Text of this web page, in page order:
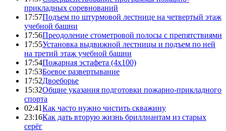
прикладных соревнований
17:57Подъем по штурмовой лестнице на четвертый этаж
учебной башни
17:56Преодоление стометровой полосы с препятствиями
17:55Установка выдвижной лестницы и подъем по ней
на третий этаж учебной башни
17:54Пожарная эстафета (4x100)
17:53Боевое развертывание
17:52Двоеборье
15:32Общие указания подготовки пожарно-прикладного
спорта
02:41Как часто нужно чистить скважину
23:16Как дать вторую жизнь бриллиантам из старых
серёг